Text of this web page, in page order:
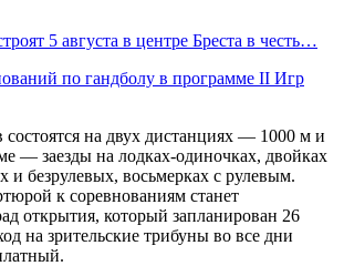
5 августа в центре Бреста в честь…
по гандболу в программе II Игр
состоятся на двух дистанциях — 1000 м и
— заезды на лодках-одиночках, двойках
и безрулевых, восьмерках с рулевым.
к соревнованиям станет
открытия, который запланирован 26
на зрительские трибуны во все дни